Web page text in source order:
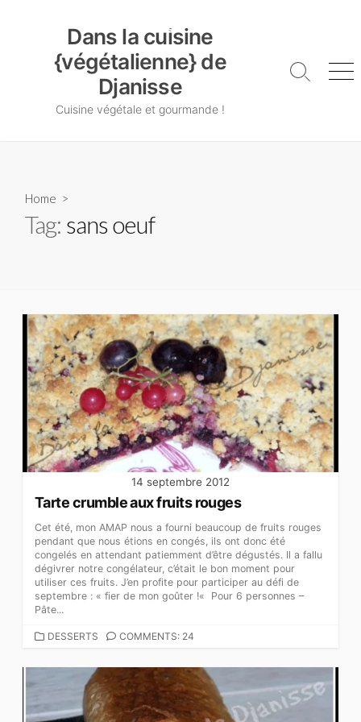
Dans la cuisine
{végétalienne} de
Djanisse
Cuisine végétale et gourmande !
Search
Home >
Tag: sans oeuf
14 septembre 2012
Tarte crumble aux fruits rouges
Cet été, mon AMAP nous a fourni beaucoup de fruits rouges
pendant que nous étions en congés, ils ont donc été
congelés en attendant patiemment d’être dégustés. Il a fallu
dégivrer notre congélateur, c’était le bon moment pour
utiliser ces fruits. J’en profite pour participer au défi de
septembre : « fier de mon goûter !« Pour 6 personnes –
Pâte...
CATEGORIES
DESSERTS COMMENTS: 24